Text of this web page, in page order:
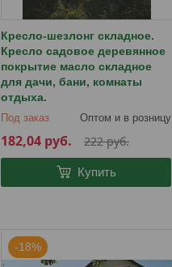
Кресло-шезлонг складное.
Кресло садовое деревянное
покрытие масло складное
для дачи, бани, комнаты
отдыха.
Под заказ Оптом и в розницу
222руб.
182,04 руб.
Купить
-18%